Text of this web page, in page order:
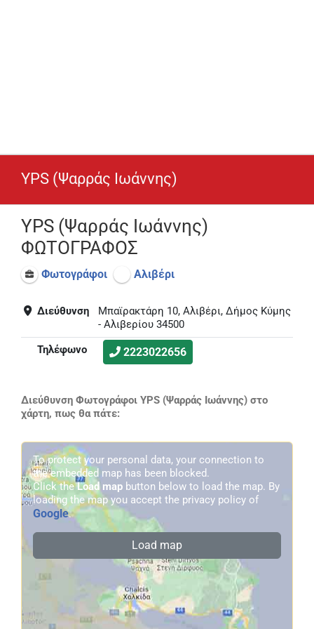
YPS (Ψαρράς Ιωάννης)
YPS (Ψαρράς Ιωάννης)
ΦΩΤΟΓΡΑΦΟΣ
Φωτογράφοι Αλιβέρι
Διεύθυνση
Μπαϊρακτάρη 10, Αλιβέρι, Δήμος Κύμης
- Αλιβερίου 34500
Τηλέφωνο
2223022656
Διεύθυνση Φωτογράφοι YPS (Ψαρράς Ιωάννης) στο
χάρτη, πως θα πάτε:
To protect your personal data, your connection to
the embedded map has been blocked.
Click theLoad map button below to load the map. By
loading the map you accept the privacy policy of
Google.
Load map